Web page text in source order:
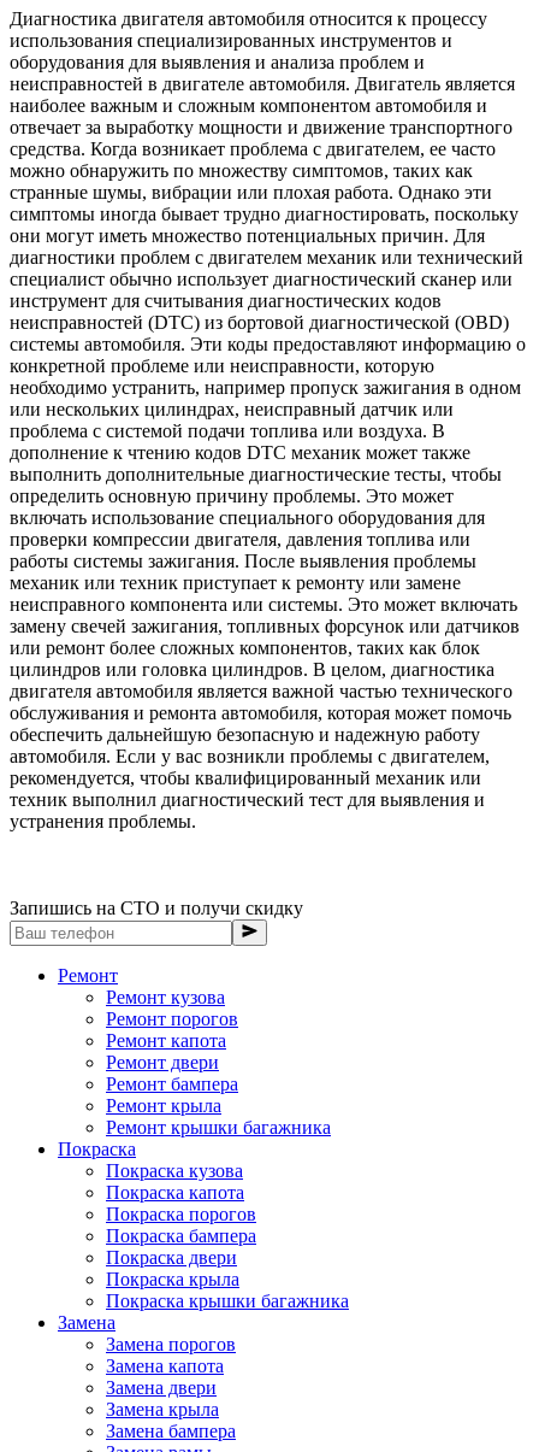
Диагностика двигателя автомобиля относится к процессу
использования специализированных инструментов и
оборудования для выявления и анализа проблем и
неисправностей в двигателе автомобиля. Двигатель является
наиболее важным и сложным компонентом автомобиля и
отвечает за выработку мощности и движение транспортного
средства. Когда возникает проблема с двигателем, ее часто
можно обнаружить по множеству симптомов, таких как
странные шумы, вибрации или плохая работа. Однако эти
симптомы иногда бывает трудно диагностировать, поскольку
они могут иметь множество потенциальных причин. Для
диагностики проблем с двигателем механик или технический
специалист обычно использует диагностический сканер или
инструмент для считывания диагностических кодов
неисправностей (DTC) из бортовой диагностической (OBD)
системы автомобиля. Эти коды предоставляют информацию о
конкретной проблеме или неисправности, которую
необходимо устранить, например пропуск зажигания в одном
или нескольких цилиндрах, неисправный датчик или
проблема с системой подачи топлива или воздуха. В
дополнение к чтению кодов DTC механик может также
выполнить дополнительные диагностические тесты, чтобы
определить основную причину проблемы. Это может
включать использование специального оборудования для
проверки компрессии двигателя, давления топлива или
работы системы зажигания. После выявления проблемы
механик или техник приступает к ремонту или замене
неисправного компонента или системы. Это может включать
замену свечей зажигания, топливных форсунок или датчиков
или ремонт более сложных компонентов, таких как блок
цилиндров или головка цилиндров. В целом, диагностика
двигателя автомобиля является важной частью технического
обслуживания и ремонта автомобиля, которая может помочь
обеспечить дальнейшую безопасную и надежную работу
автомобиля. Если у вас возникли проблемы с двигателем,
рекомендуется, чтобы квалифицированный механик или
техник выполнил диагностический тест для выявления и
устранения проблемы.
Запишись на СТО и получи скидку
Ремонт
Ремонт кузова
Ремонт порогов
Ремонт капота
Ремонт двери
Ремонт бампера
Ремонт крыла
Ремонт крышки багажника
Покраска
Покраска кузова
Покраска капота
Покраска порогов
Покраска бампера
Покраска двери
Покраска крыла
Покраска крышки багажника
Замена
Замена порогов
Замена капота
Замена двери
Замена крыла
Замена бампера